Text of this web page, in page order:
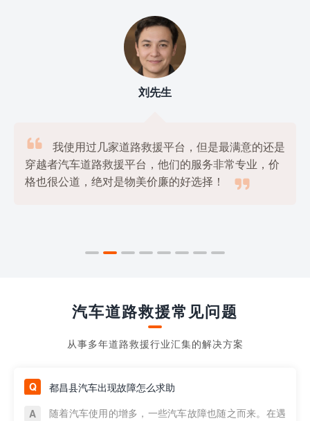
刘先生

我使用过几家道路救援平台，但是最满意的还是
穿越者汽车道路救援平台，他们的服务非常专业，价
格也很公道，绝对是物美价廉的好选择！

汽车道路救援常见问题
从事多年道路救援行业汇集的解决方案
都昌县汽车出现故障怎么求助
随着汽车使用的增多，一些汽车故障也随之而来。在遇